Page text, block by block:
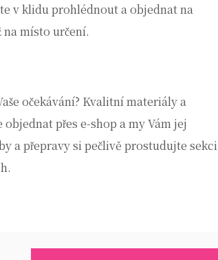
v klidu prohlédnout a objednat na
místo určení.
očekávání? Kvalitní materiály a
přes e-shop a my Vám jej
a přepravy si pečlivě prostudujte sekci